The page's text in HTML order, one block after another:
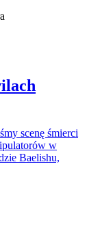
scenę śmierci
w
Baelishu,